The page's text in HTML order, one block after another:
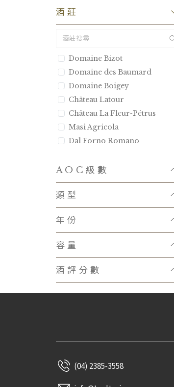
酒莊
Domaine Bizot
Domaine des Baumard
Domaine Boigey
Château Latour
Château La Fleur-Pétrus
Masi Agricola
Dal Forno Romano
Tenuta Luce
Castello d′Albola
Domaine Combier
Domaine Anita
Kei Shiogai
Brion
Domaine Hubert Reyser
Château Fonbadet
Domaine Rémi Jobard
AOC級數
類型
年份
容量
酒評分數
(04) 2385-3558